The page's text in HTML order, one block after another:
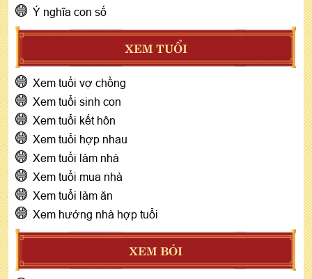
Ý nghĩa con số
XEM TUỔI
Xem tuổi vợ chồng
Xem tuổi sinh con
Xem tuổi kết hôn
Xem tuổi hợp nhau
Xem tuổi làm nhà
Xem tuổi mua nhà
Xem tuổi làm ăn
Xem hướng nhà hợp tuổi
XEM BÓI